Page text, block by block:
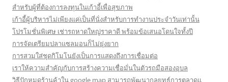
สำหรับผู้ที่ต้องการลงทุนในเก้าอี้เพื่อสุขภาพ
เก้าอี้ผู้บริหารไม่เพียงแค่เป็นที่นั่งสำหรับการทำงานประจำวันเท่านั้น
โปรโมชั่นพิเศษ เช่ารถหาดใหญ่ราคาดี พร้อมข้อเสนอโดนใจทั้งปี
การจัดเตรียมปลาแซลมอนก็ไม่ยุ่งยาก
การสวมใส่ชุดกิโมโนยังเป็นการแสดงถึงการเชื่อมต่อ
เราให้ความสำคัญกับการสร้างความเชื่อมั่นในตัวรถมือสองอุบล
วิธีปักหมุดร้านค้าใน google map สามารถพัฒนากลยุทธ์การตลาดแ